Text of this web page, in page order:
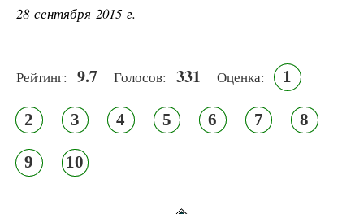
28 сентября 2015 г.
Рейтинг: 9.7 Голосов: 331 Оценка: 1
2 3 4 5 6 7 8
9 10